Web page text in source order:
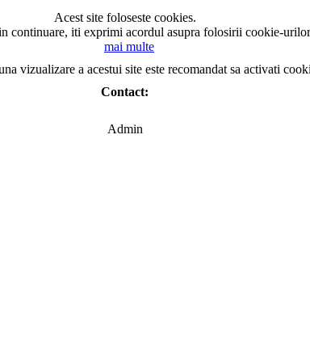
Acest site foloseste cookies.
continuare, iti exprimi acordul asupra folosirii cookie-
mai multe
vizualizare a acestui site este recomandat sa activati
Contact:
Admin